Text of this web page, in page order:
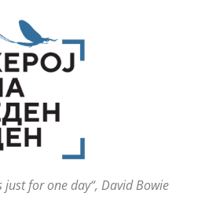
just for one day“, David Bowie